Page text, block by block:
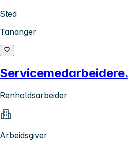
Sted
Tananger
Servicemedarbeidere.
Renholdsarbeider
Arbeidsgiver